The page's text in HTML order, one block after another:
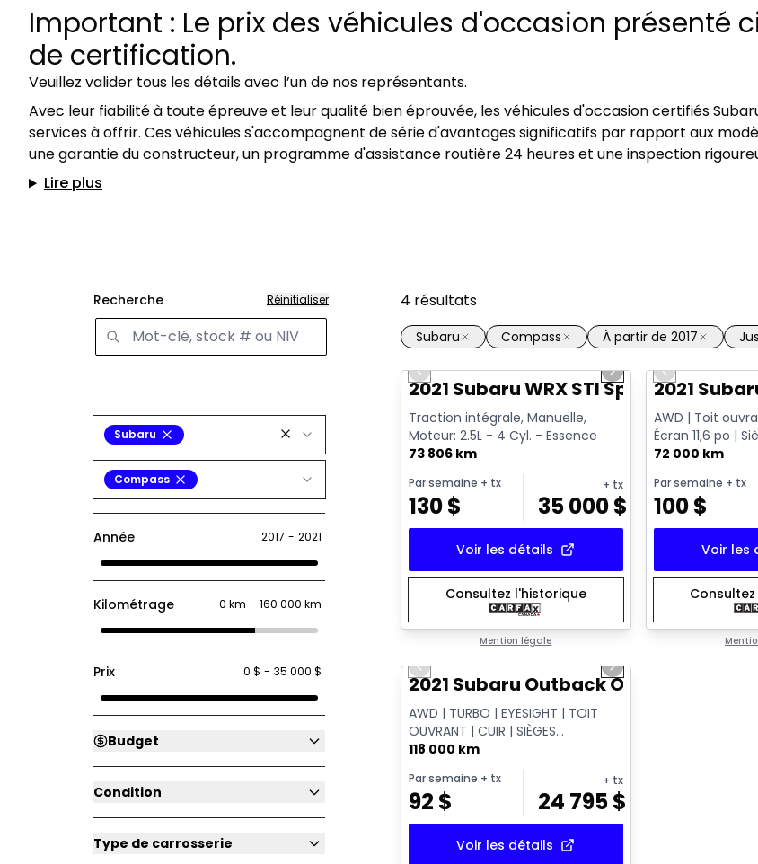
Important : Le prix des véhicules d'occasion présenté
de certification.
Veuillez valider tous les détails avec l’un de nos représentants.
Avec leur fiabilité à toute épreuve et leur qualité bien éprouvée, les véhicules d'occasion certifiés
services à offrir. Ces véhicules s'accompagnent de série d'avantages significatifs par rapport aux
une garantie du constructeur, un programme d'assistance routière 24 heures et une inspection
Lire plus
Recherche Réinitialiser
Subaru
Compass
Année 2017 - 2021
Kilométrage 0 km - 160 000 km
Prix 0 $ - 35 000 $
Budget
Condition
Type de carrosserie
4 résultats
Subaru
Compass À partir de 2017
Vidéo disponible
1/16
Previous slide
Next slide
2021 Subaru WRX STI Sport
Traction intégrale, Manuelle,
Moteur: 2.5L - 4 Cyl. - Essence
73 806 km
Par semaine + tx
130$
+ tx
35 000$
Voir les détails
Consultez l'historique
Mention légale
Previous slide
2021
AWD | Toit
Écran 11,6 po |
72 000 km
Par semaine + tx
100$
Voir les
Vidéo disponible
Previous slide
Next slide
2021 Subaru Outback Outdoor XT
AWD | TURBO | EYESIGHT | TOIT
OUVRANT | CUIR | SIÈGES
CHAUFFANTS | APPLE CARPLAY |
CAMÉRA | HAYON ÉL...
118 000 km
Par semaine + tx
92 $
+ tx
24 795$
Voir les détails